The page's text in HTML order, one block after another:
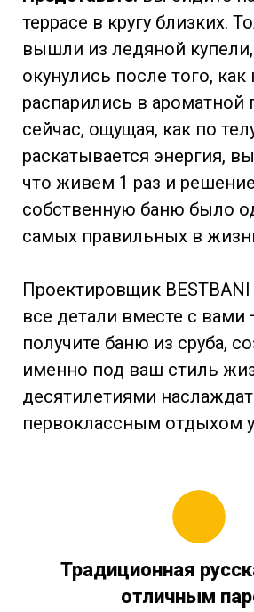
террасе в кругу близких.
вышли из ледяной купели,
окунулись после того, как
распарились в ароматной
сейчас, ощущая, как по
раскатывается энергия,
что живем 1 раз и
собственную баню было
самых правильных в
Проектировщик BESTBANI
все детали вместе с вами
получите баню из сруба,
именно под ваш стиль
десятилетиями
первоклассным отдыхом
Традиционная
отличным